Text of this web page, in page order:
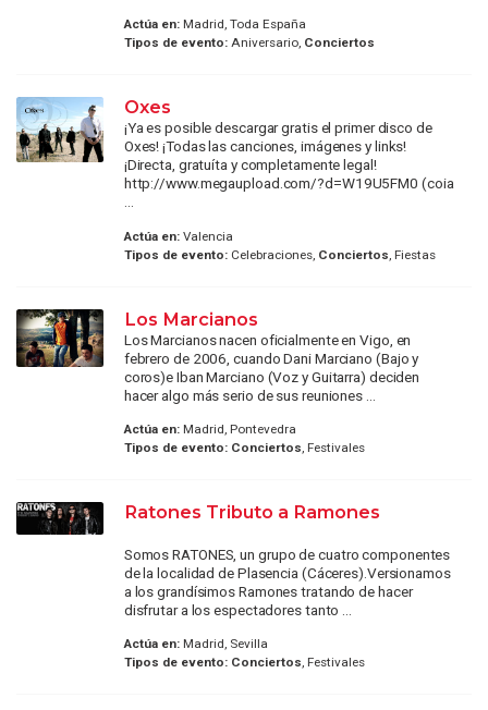
Actúa en:Madrid, Toda España
Tipos de evento:Aniversario, Conciertos
Oxes
¡Ya es posible descargar gratis el primer disco de
Oxes! ¡Todas las canciones, imágenes y links!
¡Directa, gratuíta y completamente legal!
http://www.megaupload.com/?d=W19U5FM0 (coia
Actúa en:Valencia
Tipos de evento:Celebraciones, Conciertos , Fiestas
Los Marcianos
Los Marcianos nacen oficialmente en Vigo, en
febrero de 2006, cuando Dani Marciano (Bajo y
coros)e Iban Marciano (Voz y Guitarra) deciden
hacer algo más serio de sus reuniones ...
Actúa en:Madrid, Pontevedra
Tipos de evento: Conciertos, Festivales
Ratones Tributo a Ramones
Somos RATONES, un grupo de cuatro componentes
de la localidad de Plasencia (Cáceres).Versionamos
a los grandísimos Ramones tratando de hacer
disfrutar a los espectadores tanto ...
Actúa en:Madrid, Sevilla
Tipos de evento: Conciertos, Festivales